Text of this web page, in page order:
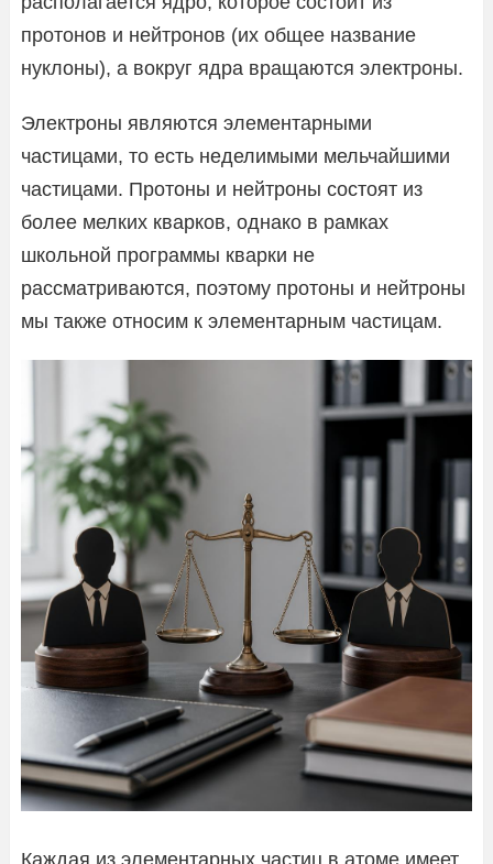
протонов и нейтронов (их общее название
нуклоны), а вокруг ядра вращаются электроны.
Электроны являются элементарными
частицами, то есть неделимыми мельчайшими
частицами. Протоны и нейтроны состоят из
более мелких кварков, однако в рамках
школьной программы кварки не
рассматриваются, поэтому протоны и нейтроны
мы также относим к элементарным частицам.
Каждая из элементарных частиц в атоме имеет